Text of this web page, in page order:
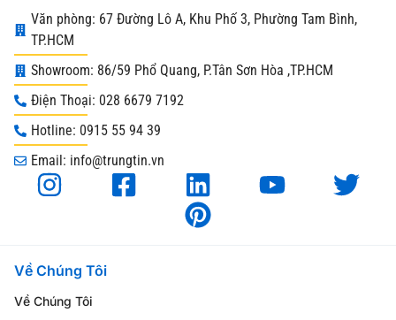
Văn phòng: 67 Đường Lô A, Khu Phố 3, Phường Tam Bình,
TP.HCM
Showroom: 86/59 Phổ Quang, P.Tân Sơn Hòa ,TP.HCM
Điện Thoại: 028 6679 7192
Hotline: 0915 55 94 39
Email: info@trungtin.vn
Về Chúng Tôi
Về Chúng Tôi